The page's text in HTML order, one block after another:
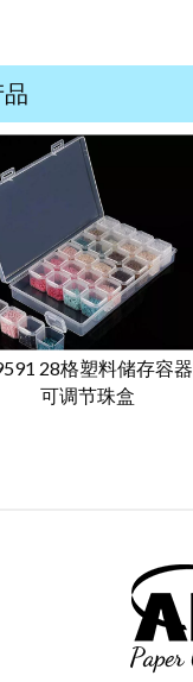
28格塑料储存容器
可调节珠盒